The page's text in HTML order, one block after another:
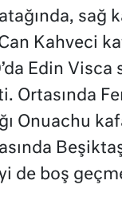
sağ
Kahveci
Edin
Ortasında
Onuachu
de boş